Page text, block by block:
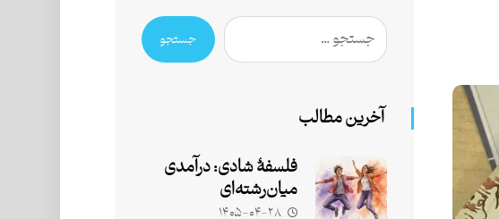
جستجو
آخرین مطالب
فلسفۀ شادی: درآمدی
میان‌رشته‌ای
۱۴۰۵-۰۴-۲۸